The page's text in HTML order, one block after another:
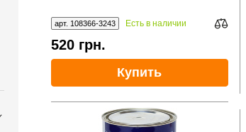
арт. 108366-3243 Есть в наличии
520 грн.
Купить